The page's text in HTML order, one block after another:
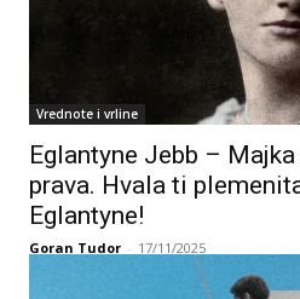
Vrednote i vrline
Eglantyne Jebb –
prava. Hvala ti
Eglantyne!
Goran Tudor - 17/11/2025